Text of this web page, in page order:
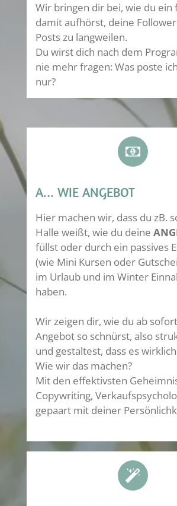
Wir bringen dir bei, wie du ein
damit aufhörst, deine
Posts zu langweilen.
Du wirst dich nach dem
nie mehr fragen: Was poste
nur?
A... WIE ANGEBOT
Hier machen wir, dass du zB.
Halle weißt, wie du deine
füllst oder durch ein passives
(wie Mini Kursen oder
im Urlaub und im Winter
haben.
Wir zeigen dir, wie du ab
Angebot so schnürst, also
und gestaltest, dass es
Wie wir das machen?
Mit den effektivsten
Copywriting,
gepaart mit deiner